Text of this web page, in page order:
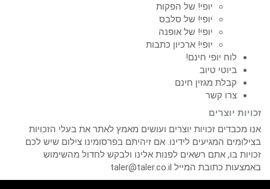
יופי! של הפקות
יופי! של סלבס
יופי! של אופנה
יופי! ארכיון כתבות
לוח יופי חינם!
ביוטי טיוב
קבלת מגזין חינם
צרו קשר
זכויות יוצרים
אנו מכבדים זכויות יוצרים ועושים מאמץ לאתר את בעלי הזכויות
בצילומים המגיעים לידינו. אם זיהיתם בפרסומינו צילום שיש לכם
זכויות בו, אתם רשאים לפנות אלינו ולבקש לחדול מהשימוש
באמצעות כתובת המייל taler@taler.co.il